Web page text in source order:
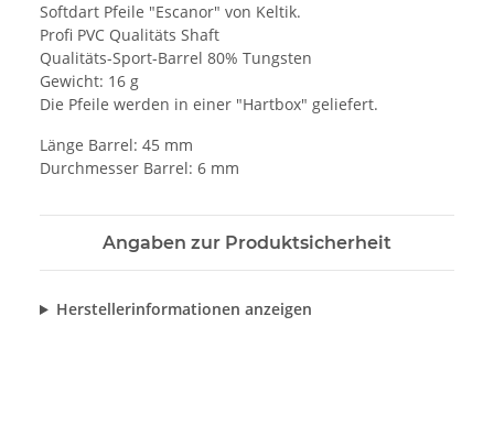
Softdart Pfeile "Escanor" von Keltik.
Profi PVC Qualitäts Shaft
Qualitäts-Sport-Barrel 80% Tungsten
Gewicht: 16 g
Die Pfeile werden in einer "Hartbox" geliefert.
Länge Barrel: 45 mm
Durchmesser Barrel: 6 mm
Angaben zur Produktsicherheit
Herstellerinformationen anzeigen